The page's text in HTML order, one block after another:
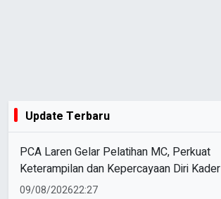
Update Terbaru
PCA Laren Gelar Pelatihan MC, Perkuat
Keterampilan dan Kepercayaan Diri Kader
09/08/202622:27